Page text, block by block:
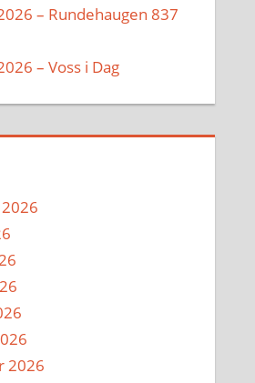
– Rundehaugen 837
– Voss i Dag
2026